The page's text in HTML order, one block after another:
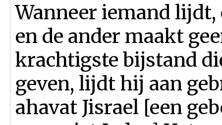
Wanneer iemand
en de ander maakt
krachtigste bijstand
geven, lijdt hij aan
ahavat Jisrael [een